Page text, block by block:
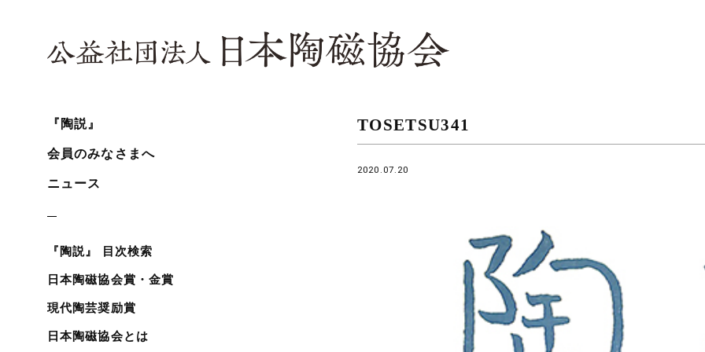
『陶説』
会員のみなさまへ
ニュース
『陶説』 目次検索
日本陶磁協会賞・金賞
現代陶芸奨励賞
日本陶磁協会とは
TOSETSU341
2020.07.20